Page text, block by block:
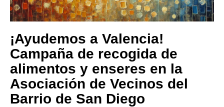
¡Ayudemos a Valencia!
Campaña de recogida de
alimentos y enseres en la
Asociación de Vecinos del
Barrio de San Diego